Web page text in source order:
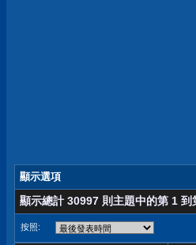
顯示選項
顯示總計 30997 則主題中的第 1 到
按照: